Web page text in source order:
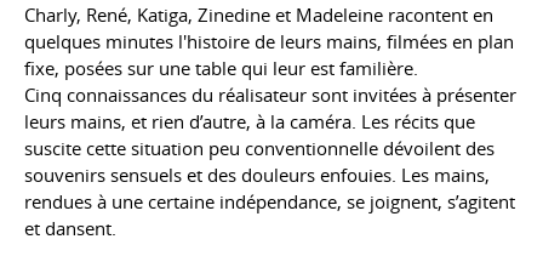
Charly, René, Katiga, Zinedine et Madeleine racontent en
quelques minutes l'histoire de leurs mains, filmées en plan
fixe, posées sur une table qui leur est familière.
Cinq connaissances du réalisateur sont invitées à présenter
leurs mains, et rien d’autre, à la caméra. Les récits que
suscite cette situation peu conventionnelle dévoilent des
souvenirs sensuels et des douleurs enfouies. Les mains,
rendues à une certaine indépendance, se joignent, s’agitent
et dansent.